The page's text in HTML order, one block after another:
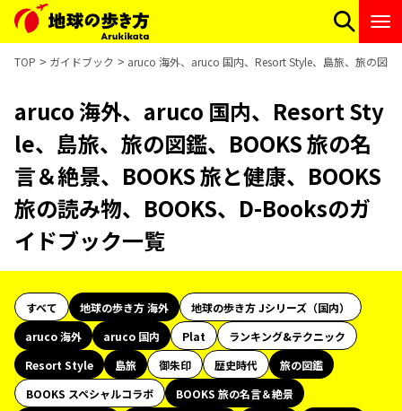
TOP ガイドブック aruco 海外、aruco 国内、Resort Style、島旅、旅の図
aruco 海外、aruco 国内、Resort Sty
le、島旅、旅の図鑑、BOOKS 旅の名
言＆絶景、BOOKS 旅と健康、BOOKS
旅の読み物、BOOKS、D-Booksのガ
イドブック一覧
すべて 地球の歩き方 海外
地球の歩き方 Jシリーズ（国内）
aruco 海外
aruco 国内 Plat
ランキング&テクニック
Resort Style
島旅 御朱印 歴史時代
旅の図鑑
BOOKS スペシャルコラボ
BOOKS 旅の名言＆絶景